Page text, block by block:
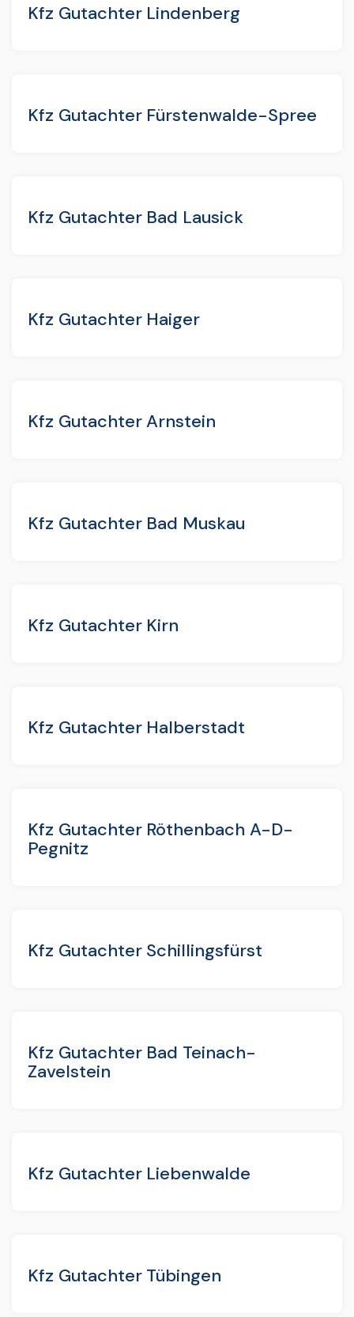
Kfz Gutachter Lindenberg
Kfz Gutachter Fürstenwalde-Spree
Kfz Gutachter Bad Lausick
Kfz Gutachter Haiger
Kfz Gutachter Arnstein
Kfz Gutachter Bad Muskau
Kfz Gutachter Kirn
Kfz Gutachter Halberstadt
Kfz Gutachter Röthenbach A-D-
Pegnitz
Kfz Gutachter Schillingsfürst
Kfz Gutachter Bad Teinach-
Zavelstein
Kfz Gutachter Liebenwalde
Kfz Gutachter Tübingen